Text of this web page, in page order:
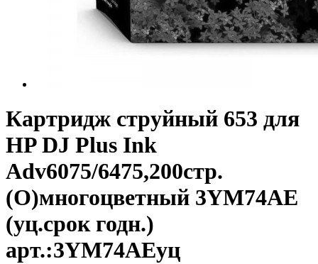
Картридж струйный 653 для
HP DJ Plus Ink
Adv6075/6475,200стр.
(O)многоцветный 3YM74AE
(уц.срок годн.)
арт.:3YM74AEуц